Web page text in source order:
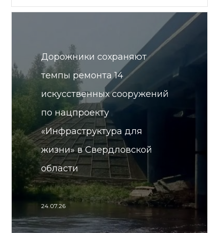
Дорожники сохраняют
темпы ремонта 14
искусственных сооружений
по нацпроекту
«Инфраструктура для
жизни» в Свердловской
области
24.07.26